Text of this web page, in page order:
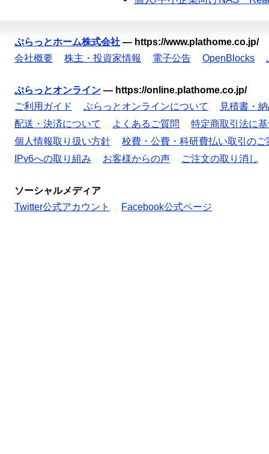
ぷらっとホーム株式会社 — https://www.plathome.co.jp/
会社概要
株主・投資家情報 電子公告 OpenBlocks
ぷらっとオンライン — https://online.plathome.co.jp/
ご利用ガイド
ぷらっとオンラインについて
見積書・
配送・決済について
よくあるご質問
特定商取引法に
個人情報取り扱い方針
校費・公費・科研費払い取引のご
IPv6への取り組み
お客様からの声 ご注文の取り消し
ソーシャルメディア
Twitter公式アカウント
Facebook公式ページ